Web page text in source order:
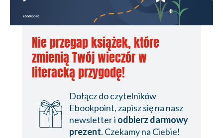
Nie przegap książek, które
zmienią Twój wieczór w
literacką przygodę!
Dołącz do czytelników
Ebookpoint, zapisz się na nasz
newsletter i odbierz darmowy
prezent. Czekamy na Ciebie!